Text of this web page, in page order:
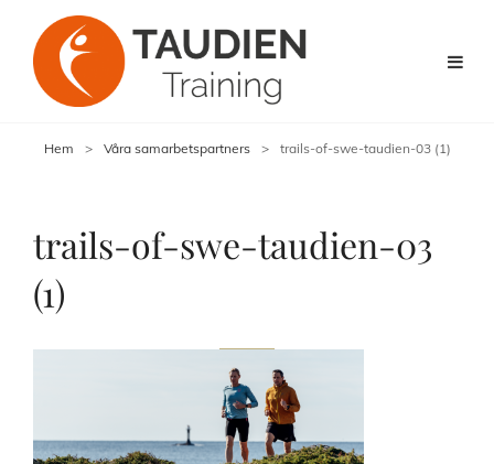
Hem > Våra samarbetspartners > trails-of-swe-taudien-03 (1)
trails-of-swe-taudien-03
(1)